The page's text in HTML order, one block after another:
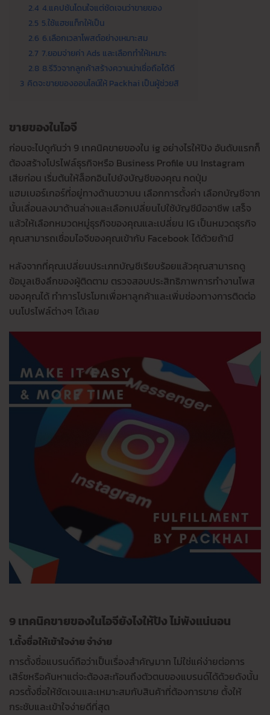
2.4 4.แคปชันโดนใจแต่ชัดเจนว่าขายของ
2.5 5.ใช้แฮชแท็กให้เป็น
2.6 6.เลือกเวลาโพสต์อย่างเหมาะสม
2.7 7.ยอมจ่ายค่า Ads และเลือกทำให้เหมาะ
2.8 8.รีวิวจากลูกค้าสร้างความน่าเชื่อถือได้ดี
3 คิดจะขายของออนไลน์ให้ Packhai เป็นผู้ช่วยสิ
ขายของในไอจี
ก่อนจะไปดูกันว่า 9 เทคนิคขายของใน ig อย่างไรให้ปัง อันดับแรกก็
ต้องสร้างโปรไฟล์ธุรกิจหรือ Business Profile บน Instagram
เสียก่อน เริ่มต้นให้ล็อกอินไปยังบัญชีของคุณ กดปุ่ม
แฮมเบอร์เกอร์ที่อยู่ทางด้านขวาบน เลือกการตั้งค่า เลือกบัญชีจาก
นั้นเลื่อนลงมาด้านล่างและเลือกเปลี่ยนไปใช้บัญชีมืออาชีพ เสร็จ
แล้วให้เลือกหมวดหมู่ธุรกิจของคุณและเปลี่ยน IG เป็นหมวดธุรกิจ
คุณสามารถเชื่อมไอจีของคุณเข้ากับ Facebook ได้ด้วยถ้ามี
หลังจากที่คุณเปลี่ยนประเภทบัญชีเรียบร้อยแล้วคุณสามารถดู
ข้อมูลเชิงลึกของผู้ติดตาม ตรวจสอบประสิทธิภาพการทำงานโพส
ของคุณได้ ทำการโปรโมทเพื่อหาลูกค้าและเพิ่มช่องทางการติดต่อ
บนโปรไฟล์ต่างๆ ได้เลย
9 เทคนิคขายของในไอจียังไงให้ปัง ไม่พังแน่นอน
1.ตั้งชื่อให้เข้าใจง่าย จำง่าย
การตั้งชื่อแบรนด์ถือว่าเป็นเรื่องสำคัญมาก ไม่ใช่แค่ง่ายต่อการ
เสิร์ชหรือค้นหาแต่จะต้องสะท้อนถึงตัวตนของแบรนด์ได้ด้วยดังนั้น
ควรตั้งชื่อให้ชัดเจนและเหมาะสมกับสินค้าที่ต้องการขาย ตั้งให้
กระชับและเข้าใจง่ายดีที่สุด